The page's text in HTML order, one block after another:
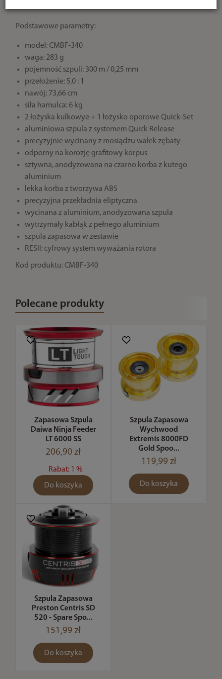
Podstawowe parametry:
model: CMBF-340
waga: 283 g
pojemność szpuli: 300 m / 0,25 mm
przełożenie: 5,0 : 1
nawój: 73,66 cm
siła hamulca: 6 kg
2 łożyska kulkowye + 1 łożysko oporowe Quick-Set
aluminiowa szpula z systemem Quick Release
precyzyjnie wycinany z mosiądzu wałek zębaty
odporny na korozję grafitowy korpus
sztywna, anodyzowana na czarno korba z kutego
aluminium
lekka korba z tworzywa ABS
precyzyjna przekładnia eliptyczna
wycinana z aluminium, anodyzowana szpula
wytrzymały kabłąk z pełnego aluminium
szpula zapasowa w zestawie
RESII: cyfrowy system wyważania rotora
Kod produktu: CMBF-340
Polecane produkty
Zapasowa Szpula
Daiwa Ninja Feeder
LT 6000 SS
206,90 zł
Rabat: 1 %
Do koszyka
Szpula Zapasowa
Wychwood
Extremis 8000FD
Gold Spoo...
119,99 zł
Do koszyka
Szpula Zapasowa
Preston Centris SD
520 - Spare Spo...
151,99 zł
Do koszyka